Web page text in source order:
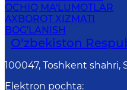
OCHIQ MA'LUMOTLAR
AXBOROT XIZMATI
BOG'LANISH
O‘zbekiston
100047, Toshkent shahri,
Elektron pochta: